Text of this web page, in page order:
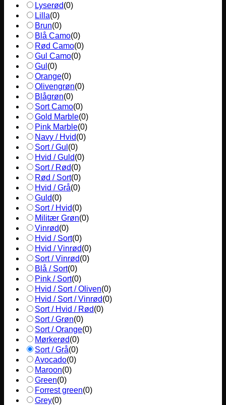
Lyserød(0)
Lilla(0)
Brun(0)
Blå Camo(0)
Rød Camo(0)
Gul Camo(0)
Gul (0)
Orange(0)
Olivengrøn(0)
Blågrøn(0)
Sort Camo(0)
Gold Marble(0)
Pink Marble(0)
Navy / Hvid(0)
Sort / Gul (0)
Hvid / Guld(0)
Sort / Rød(0)
Rød / Sort(0)
Hvid / Grå(0)
Guld(0)
Sort / Hvid(0)
Militær Grøn(0)
Vinrød(0)
Hvid / Sort(0)
Hvid / Vinrød(0)
Sort / Vinrød(0)
Blå / Sort(0)
Pink / Sort(0)
Hvid / Sort / Oliven(0)
Hvid / Sort / Vinrød(0)
Sort / Hvid / Rød(0)
Sort / Grøn(0)
Sort / Orange(0)
Mørkerød(0)
Sort / Grå(0)
Avocado(0)
Maroon(0)
Green(0)
Forrest green(0)
Grey(0)